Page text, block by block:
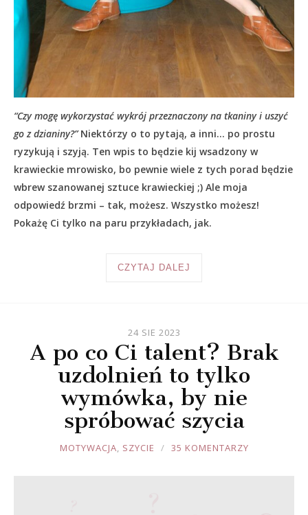
“Czy mogę wykorzystać wykrój przeznaczony na tkaniny i uszyć
go z dzianiny?”Niektórzy o to pytają, a inni… po prostu
ryzykują i szyją. Ten wpis to będzie kij wsadzony w
krawieckie mrowisko, bo pewnie wiele z tych porad będzie
wbrew szanowanej sztuce krawieckiej ;) Ale moja
odpowiedź brzmi – tak, możesz. Wszystko możesz!
Pokażę Ci tylko na paru przykładach, jak.
CZYTAJ DALEJ
24 SIE 2023
A po co Ci talent? Brak
uzdolnień to tylko
wymówka, by nie
spróbować szycia
JOULE
MOTYWACJA, SZYCIE 35 KOMENTARZY